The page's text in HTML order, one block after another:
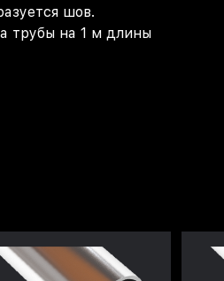
шов.
трубы на 1 м длины